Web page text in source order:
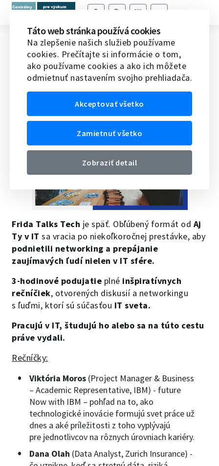
Frida Talks Tech
Domov Veda v SR
Novinky vedy a techniky v SR
Frida Talks Tech
Frida Talks Tech je späť. Obľúbený formát od Aj
Ty v IT sa vracia po niekoľkoročnej prestávke, aby
podnietili networking a prepájanie
zaujímavých ľudí nielen v IT sfére.
3-hodinové podujatie plné inšpiratívnych
rečníčiek, otvorených diskusií a networkingu
s ľuďmi, ktorí sú súčasťou IT sveta.
Pracujú v IT, študujú ho alebo sa na túto cestu
práve vydali.
Rečníčky:
Viktória Moros (Project Manager & Business
– Academic Representative, IBM) - future
Now with IBM – pohľad na to, ako
technologické inovácie formujú svet práce už
dnes a aké príležitosti z toho vyplývajú
pre jednotlivcov na rôznych úrovniach kariéry.
Dana Olah (Data Analyst, Zurich Insurance) -
Táto web stránka používá cookies
Na zlepšenie našich služieb používame
cookies. Prečítajte si informácie o tom,
ako používame cookies a ako ich môžete
odmietnuť nastavením svojho prehliadača.
Akceptovať všetko
Zamietnuť všetko
Zobraziť detail